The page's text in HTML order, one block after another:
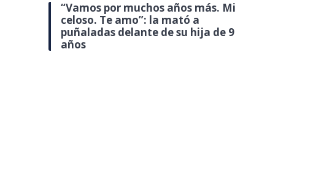
“Vamos por muchos años más. Mi
celoso. Te amo”: la mató a
puñaladas delante de su hija de 9
años